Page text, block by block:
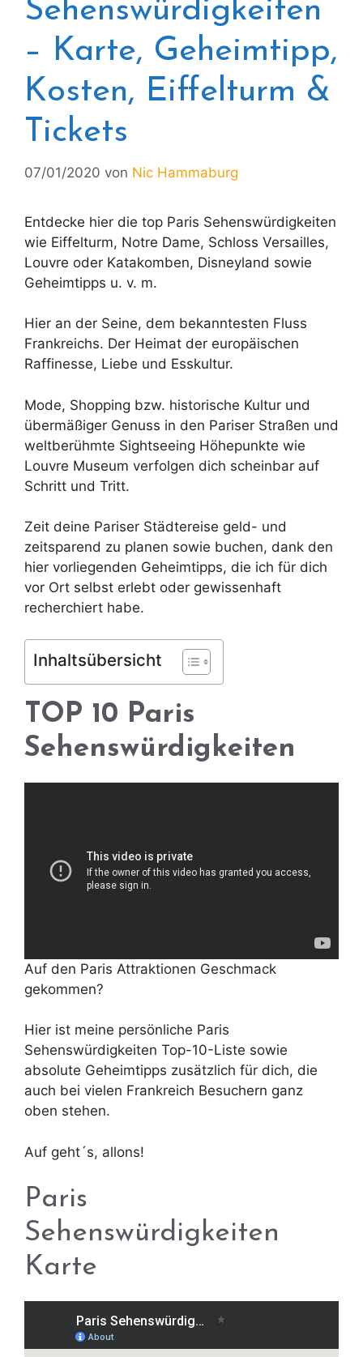
Sehenswürdigkeiten
– Karte, Geheimtipp,
Kosten, Eiffelturm &
Tickets
07/01/2020 von Nic Hammaburg
Entdecke hier die top Paris Sehenswürdigkeiten
wie Eiffelturm, Notre Dame, Schloss Versailles,
Louvre oder Katakomben, Disneyland sowie
Geheimtipps u. v. m.
Hier an der Seine, dem bekanntesten Fluss
Frankreichs. Der Heimat der europäischen
Raffinesse, Liebe und Esskultur.
Mode, Shopping bzw. historische Kultur und
übermäßiger Genuss in den Pariser Straßen und
weltberühmte Sightseeing Höhepunkte wie
Louvre Museum verfolgen dich scheinbar auf
Schritt und Tritt.
Zeit deine Pariser Städtereise geld- und
zeitsparend zu planen sowie buchen, dank den
hier vorliegenden Geheimtipps, die ich für dich
vor Ort selbst erlebt oder gewissenhaft
recherchiert habe.
Inhaltsübersicht
TOP 10 Paris
Sehenswürdigkeiten
Auf den Paris Attraktionen Geschmack
gekommen?
Hier ist meine persönliche Paris
Sehenswürdigkeiten Top-10-Liste sowie
absolute Geheimtipps zusätzlich für dich, die
auch bei vielen Frankreich Besuchern ganz
oben stehen.
Auf geht´s, allons!
Paris
Sehenswürdigkeiten
Karte